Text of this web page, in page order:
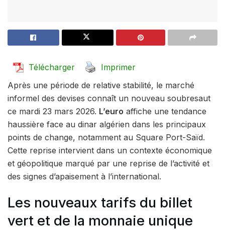
Télécharger
Imprimer
Après une période de relative stabilité, le marché
informel des devises connaît un nouveau soubresaut
ce mardi 23 mars 2026. L’euro affiche une tendance
haussière face au dinar algérien dans les principaux
points de change, notamment au Square Port-Saïd.
Cette reprise intervient dans un contexte économique
et géopolitique marqué par une reprise de l’activité et
des signes d’apaisement à l’international.
Les nouveaux tarifs du billet
vert et de la monnaie unique